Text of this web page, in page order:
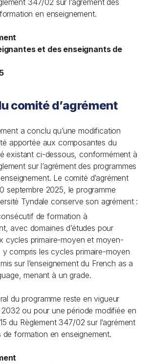
347/02 sur l’agrément des
en enseignement.
et des enseignants de
comité d’agrément
a conclu qu’une modification
apportée aux composantes du
existant ci-dessous, conformément à
sur l’agrément des programmes
Le comité d’agrément
septembre 2025, le programme
Tyndale conserve son agrément :
de formation à
avec domaines d’études pour
cycles primaire-moyen et moyen-
y compris les cycles primaire-moyen
sur l’enseignement du French as a
, menant à un grade.
du programme reste en vigueur
2032 ou pour une période modifiée en
du Règlement 347/02 sur l’agrément
de formation en enseignement.